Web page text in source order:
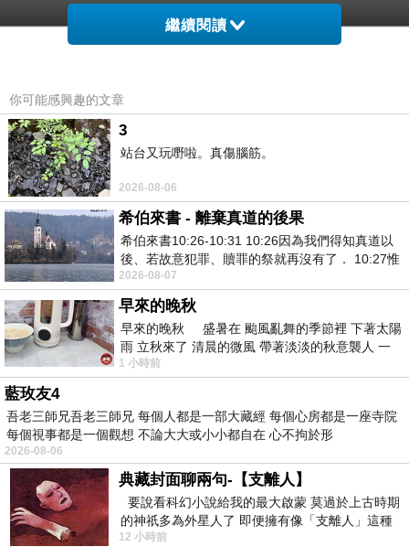
他伸手將被子朝袁元那裏多拖了一些，免得她著
他記得他們睡前，已經將蠟燭熄滅了，而月光雖
然也會照進房間，可月光的亮度柔柔涼涼的，並
不足以擾醒他。
林伊朝光的來像看去，那是一道白光。
他自己是紫光。林伊記得陸游說過，白光已經是
仙的狀態了，陸游就是白光。
白光裡隱約站著一個人。
剛起床，林伊看不大清楚，他揉了揉眼睛，還是
看不清楚。
只好慢慢等視覺恢復。
繼續閱讀
你可能感興趣的文章
3
站台又玩嘢啦。真傷腦筋。
2026-08-06
希伯來書 - 離棄真道的後果
希伯來書10:26-10:31 10:26因為我們得知真道以
後、若故意犯罪、贖罪的祭就再沒有了． 10:27惟
有戰懼等候審判和那燒滅眾敵人的烈火
2026-08-07
早來的晚秋
早來的晚秋 盛暑在 颱風亂舞的季節裡 下著太陽
雨 立秋來了 清晨的微風 帶著淡淡的秋意襲人 一
下子 又被赤
1 小時前
藍玫友4
吾老三師兄吾老三師兄 每個人都是一部大藏經 每個心房都是一座寺院
每個視事都是一個觀想 不論大大或小小都自在 心不拘於形
2026-08-06
典藏封面聊兩句-【支離人】
要說看科幻小說給我的最大啟蒙 莫過於上古時期
的神祇多為外星人了 即便擁有像「支離人」這種
驚世駭俗的神通法門 也未必讀
12 小時前